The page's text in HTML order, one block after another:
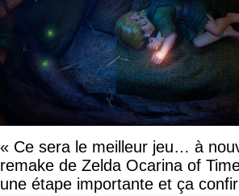
« Ce sera le meilleur jeu… à
remake de Zelda Ocarina of
une étape importante et ça